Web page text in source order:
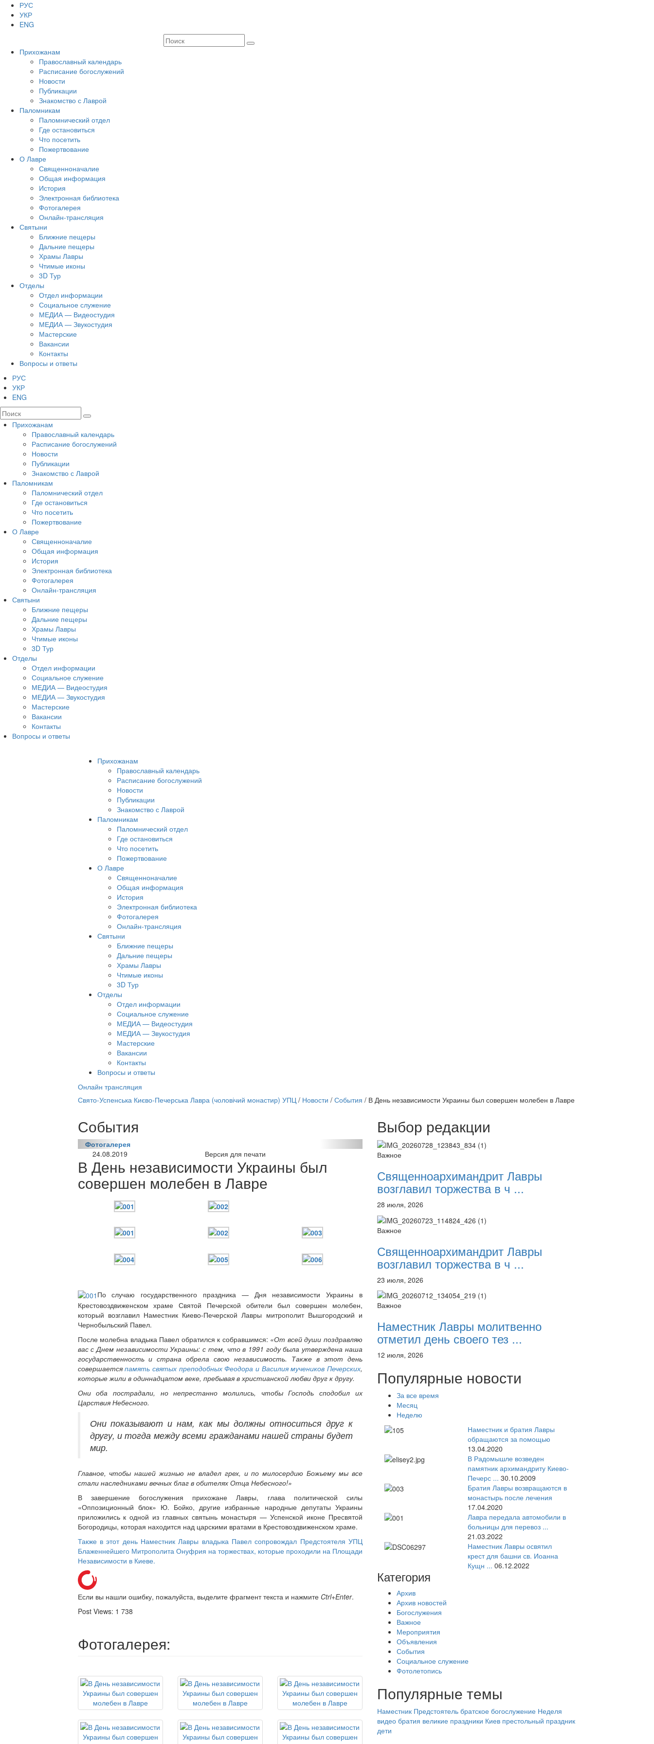
РУС
УКР
ENG
Прихожанам
Православный календарь
Расписание богослужений
Новости
Публикации
Знакомство с Лаврой
Паломникам
Паломнический отдел
Где остановиться
Что посетить
Пожертвование
О Лавре
Священноначалие
Общая информация
История
Электронная библиотека
Фотогалерея
Онлайн-трансляция
Святыни
Ближние пещеры
Дальние пещеры
Храмы Лавры
Чтимые иконы
3D Тур
Отделы
Отдел информации
Социальное служение
МЕДИА — Видеостудия
МЕДИА — Звукостудия
Мастерские
Вакансии
Контакты
Вопросы и ответы
РУС
УКР
ENG
Прихожанам
Православный календарь
Расписание богослужений
Новости
Публикации
Знакомство с Лаврой
Паломникам
Паломнический отдел
Где остановиться
Что посетить
Пожертвование
О Лавре
Священноначалие
Общая информация
История
Электронная библиотека
Фотогалерея
Онлайн-трансляция
Святыни
Ближние пещеры
Дальние пещеры
Храмы Лавры
Чтимые иконы
3D Тур
Отделы
Отдел информации
Социальное служение
МЕДИА — Видеостудия
МЕДИА — Звукостудия
Мастерские
Вакансии
Контакты
Вопросы и ответы
Прихожанам
Православный календарь
Расписание богослужений
Новости
Публикации
Знакомство с Лаврой
Паломникам
Паломнический отдел
Где остановиться
Что посетить
Пожертвование
О Лавре
Священноначалие
Общая информация
История
Электронная библиотека
Фотогалерея
Онлайн-трансляция
Святыни
Ближние пещеры
Дальние пещеры
Храмы Лавры
Чтимые иконы
3D Тур
Отделы
Отдел информации
Социальное служение
МЕДИА — Видеостудия
МЕДИА — Звукостудия
Мастерские
Вакансии
Контакты
Вопросы и ответы
Онлайн трансляция
12 сентября
трансляции
Онлайн трансляции
12 сентября 2015Название трансляции
12 сентября 2015
12 сентября 2015Название трансляции
12 сентября 2015Название трансляции
12 сентября 2015Название трансляции
12 сентября 2015Название трансляции
12 сентября 2015
Перейти к архиву
Свято-Успенська Києво-Печерська Лавра (чоловічий монастир) УПЦ/ Новости / События / В День независимости Украины был совершен молебен в Лавре
События
Фотогалерея
24.08.2019
Версия для печати
В День независимости Украины был
совершен молебен в Лавре
По случаю государственного праздника — Дня независимости Украины в
Крестовоздвиженском храме Святой Печерской обители был совершен молебен,
который возглавил Наместник Киево-Печерской Лавры митрополит Вышгородский и
Чернобыльский Павел.
После молебна владыка Павел обратился к собравшимся: «От всей души поздравляю
вас с Днем независимости Украины: с тем, что в 1991 году была утверждена наша
государственность и страна обрела свою независимость. Также в этот день
совершаетсяпамять святых преподобных Феодора и Василия мучеников Печерских,
которые жили в одиннадцатом веке, пребывая в христианской любви друг к другу.
Они оба пострадали, но непрестанно молились, чтобы Господь сподобил их
Царствия Небесного.
Они показывают и нам, как мы должны относиться друг к
другу, и тогда между всеми гражданами нашей страны будет
мир.
Главное, чтобы нашей жизнью не владел грех, и по милосердию Божьему мы все
стали наследниками вечных благ в обителях Отца Небесного!»
В завершение богослужения прихожане Лавры, глава политической силы
«Оппозиционный блок» Ю. Бойко, другие избранные народные депутаты Украины
приложились к одной из главных святынь монастыря — Успенской иконе Пресвятой
Богородицы, которая находится над царскими вратами в Крестовоздвиженском храме.
Также в этот день Наместник Лавры владыка Павел сопровождал Предстоятеля УПЦ
Блаженнейшего Митрополита Онуфрия на торжествах, которые проходили на Площади
Независимости в Киеве.
Если вы нашли ошибку, пожалуйста, выделите фрагмент текста и нажмите Ctrl+Enter.
Post Views: 1 738
Фотогалерея:
Выбор редакции
Важное
Священноархимандрит Лавры
возглавил торжества в ч ...
28 июля, 2026
Важное
Священноархимандрит Лавры
возглавил торжества в ч ...
23 июля, 2026
Важное
Наместник Лавры молитвенно
отметил день своего тез ...
12 июля, 2026
Популярные новости
За все время
Месяц
Неделю
Наместник и братия Лавры
обращаются за помощью
13.04.2020
В Радомышле возведен
памятник архимандриту Киево-
Печерс ... 30.10.2009
Братия Лавры возвращаются в
монастырь после лечения
17.04.2020
Лавра передала автомобили в
больницы для перевоз ...
21.03.2022
Наместник Лавры освятил
крест для башни св. Иоанна
Кущн ... 06.12.2022
Категория
Архив
Архив новостей
Богослужения
Важное
Мероприятия
Объявления
События
Социальное служение
Фотолетопись
Популярные темы
Наместник Предстоятель братское богослужение Неделя
видео братия великие праздники Киев престольный праздник
дети